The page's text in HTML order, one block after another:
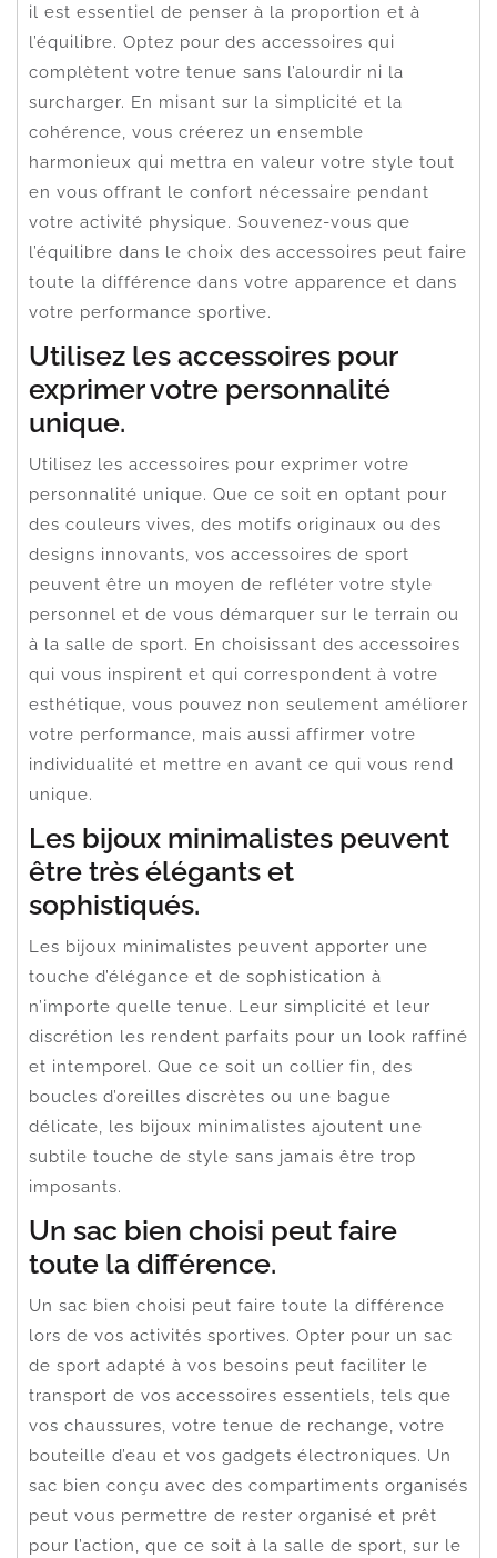
il est essentiel de penser à la proportion et à
l’équilibre. Optez pour des accessoires qui
complètent votre tenue sans l’alourdir ni la
surcharger. En misant sur la simplicité et la
cohérence, vous créerez un ensemble
harmonieux qui mettra en valeur votre style tout
en vous offrant le confort nécessaire pendant
votre activité physique. Souvenez-vous que
l’équilibre dans le choix des accessoires peut faire
toute la différence dans votre apparence et dans
votre performance sportive.
Utilisez les accessoires pour
exprimer votre personnalité
unique.
Utilisez les accessoires pour exprimer votre
personnalité unique. Que ce soit en optant pour
des couleurs vives, des motifs originaux ou des
designs innovants, vos accessoires de sport
peuvent être un moyen de refléter votre style
personnel et de vous démarquer sur le terrain ou
à la salle de sport. En choisissant des accessoires
qui vous inspirent et qui correspondent à votre
esthétique, vous pouvez non seulement améliorer
votre performance, mais aussi affirmer votre
individualité et mettre en avant ce qui vous rend
unique.
Les bijoux minimalistes peuvent
être très élégants et
sophistiqués.
Les bijoux minimalistes peuvent apporter une
touche d’élégance et de sophistication à
n’importe quelle tenue. Leur simplicité et leur
discrétion les rendent parfaits pour un look raffiné
et intemporel. Que ce soit un collier fin, des
boucles d’oreilles discrètes ou une bague
délicate, les bijoux minimalistes ajoutent une
subtile touche de style sans jamais être trop
imposants.
Un sac bien choisi peut faire
toute la différence.
Un sac bien choisi peut faire toute la différence
lors de vos activités sportives. Opter pour un sac
de sport adapté à vos besoins peut faciliter le
transport de vos accessoires essentiels, tels que
vos chaussures, votre tenue de rechange, votre
bouteille d’eau et vos gadgets électroniques. Un
sac bien conçu avec des compartiments organisés
peut vous permettre de rester organisé et prêt
pour l’action, que ce soit à la salle de sport, sur le